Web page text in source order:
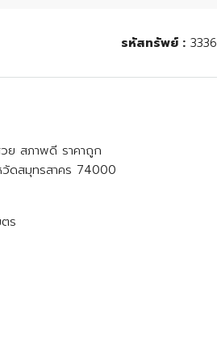
รหัสทรัพย์ : 3336
ย สภาพดี ราคาถูก
วัดสมุทรสาคร 74000
ร